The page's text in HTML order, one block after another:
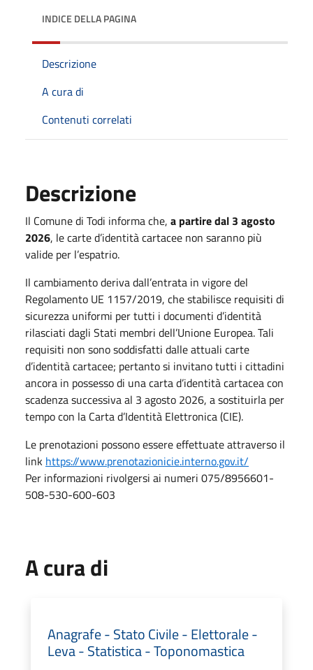
INDICE DELLA PAGINA
Descrizione
A cura di
Contenuti correlati
Descrizione
Il Comune di Todi informa che, a partire dal 3 agosto
2026, le carte d’identità cartacee non saranno più
valide per l’espatrio.
Il cambiamento deriva dall’entrata in vigore del
Regolamento UE 1157/2019, che stabilisce requisiti di
sicurezza uniformi per tutti i documenti d’identità
rilasciati dagli Stati membri dell’Unione Europea. Tali
requisiti non sono soddisfatti dalle attuali carte
d’identità cartacee; pertanto si invitano tutti i cittadini
ancora in possesso di una carta d’identità cartacea con
scadenza successiva al 3 agosto 2026, a sostituirla per
tempo con la Carta d’Identità Elettronica (CIE).
Le prenotazioni possono essere effettuate attraverso il
link https://www.prenotazionicie.interno.gov.it/
Per informazioni rivolgersi ai numeri 075/8956601-
508-530-600-603
A cura di
Anagrafe - Stato Civile - Elettorale -
Leva - Statistica - Toponomastica